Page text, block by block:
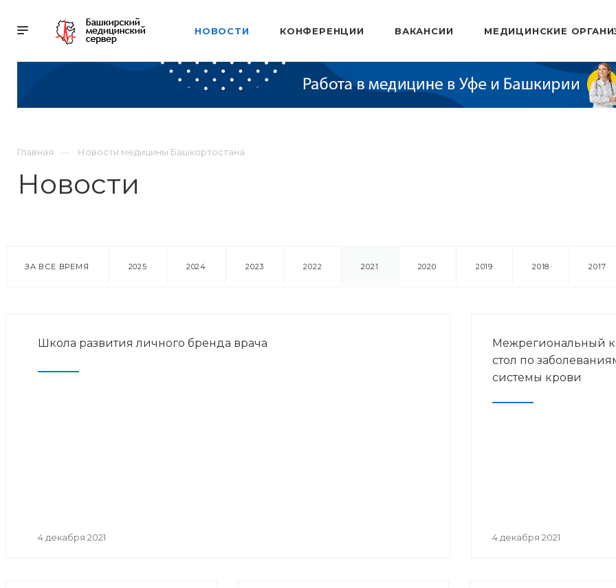
НОВОСТИ КОНФЕРЕНЦИИ ВАКАНСИИ МЕДИЦИНСКИЕ
Главная Новости медицины Башкортостана
Новости
ЗА ВСЕ ВРЕМЯ 2025 2024 2023 2022 2021 2020 2019 2018 2017
Школа развития личного бренда врача
4 декабря 2021
Межрегиональный
стол по
системы крови
4 декабря 2021